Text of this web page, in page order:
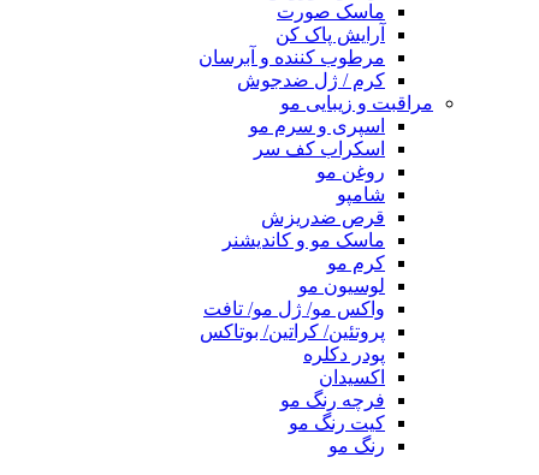
ماسک صورت
آرایش پاک کن
مرطوب کننده و آبرسان
کرم / ژل ضدجوش
مراقبت و زیبایی مو
اسپری و سرم مو
اسکراب کف سر
روغن مو
شامپو
قرص ضدریزش
ماسک مو و کاندیشنر
کرم مو
لوسیون مو
واکس مو/ ژل مو/ تافت
پروتئین/ کراتین/ بوتاکس
پودر دکلره
اکسیدان
فرچه رنگ مو
کیت رنگ مو
رنگ مو